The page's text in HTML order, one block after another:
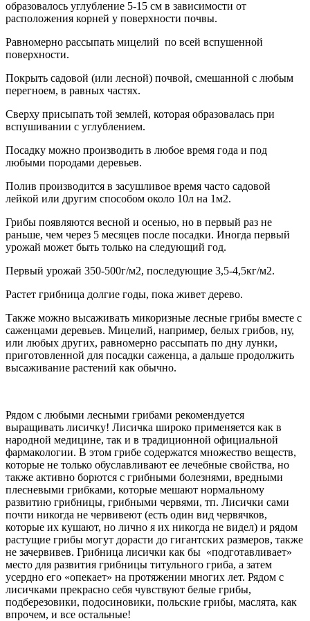
образовалось углубление 5-15 см в зависимости от
расположения корней у поверхности почвы.
Равномерно рассыпать мицелий по всей вспушенной
поверхности.
Покрыть садовой (или лесной) почвой, смешанной с любым
перегноем, в равных частях.
Сверху присыпать той землей, которая образовалась при
вспушивании с углублением.
Посадку можно производить в любое время года и под
любыми породами деревьев.
Полив производится в засушливое время часто садовой
лейкой или другим способом около 10л на 1м2.
Грибы появляются весной и осенью, но в первый раз не
раньше, чем через 5 месяцев после посадки. Иногда первый
урожай может быть только на следующий год.
Первый урожай 350-500г/м2, последующие 3,5-4,5кг/м2.
Растет грибница долгие годы, пока живет дерево.
Также можно высаживать микоризные лесные грибы вместе с
саженцами деревьев. Мицелий, например, белых грибов, ну,
или любых других, равномерно рассыпать по дну лунки,
приготовленной для посадки саженца, а дальше продолжить
высаживание растений как обычно.
Рядом с любыми лесными грибами рекомендуется
выращивать лисичку! Лисичка широко применяется как в
народной медицине, так и в традиционной официальной
фармакологии. В этом грибе содержатся множество веществ,
которые не только обуславливают ее лечебные свойства, но
также активно борются с грибными болезнями, вредными
плесневыми грибками, которые мешают нормальному
развитию грибницы, грибными червями, тп. Лисички сами
почти никогда не червивеют (есть один вид червячков,
которые их кушают, но лично я их никогда не видел) и рядом
растущие грибы могут дорасти до гигантских размеров, также
не зачервивев. Грибница лисички как бы «подготавливает»
место для развития грибницы титульного гриба, а затем
усердно его «опекает» на протяжении многих лет. Рядом с
лисичками прекрасно себя чувствуют белые грибы,
подберезовики, подосиновики, польские грибы, маслята, как
впрочем, и все остальные!